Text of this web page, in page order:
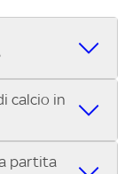
a te per
Sky Wifi, la
League, la UEFA
la MotoGP™ e
calcio in
le partite
partita